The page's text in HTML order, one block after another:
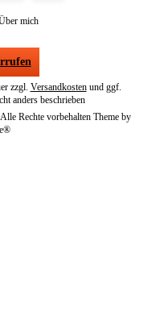
mich
zzgl. Versandkostenund ggf.
anders beschrieben
Rechte vorbehalten Theme by